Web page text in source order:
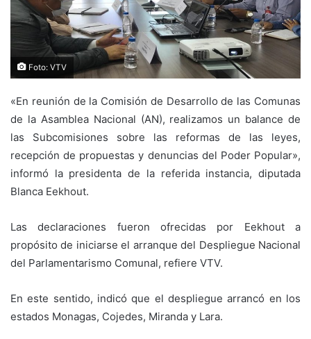
Foto: VTV
«En reunión de la Comisión de Desarrollo de las Comunas
de la Asamblea Nacional (AN), realizamos un balance de
las Subcomisiones sobre las reformas de las leyes,
recepción de propuestas y denuncias del Poder Popular»,
informó la presidenta de la referida instancia, diputada
Blanca Eekhout.
Las declaraciones fueron ofrecidas por Eekhout a
propósito de iniciarse el arranque del Despliegue Nacional
del Parlamentarismo Comunal, refiere VTV.
En este sentido, indicó que el despliegue arrancó en los
estados Monagas, Cojedes, Miranda y Lara.